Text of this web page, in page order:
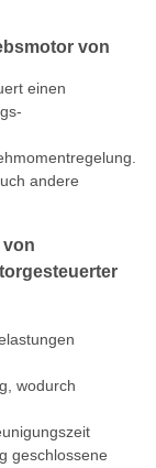
von
einen
andere
von
wodurch
geschlossene